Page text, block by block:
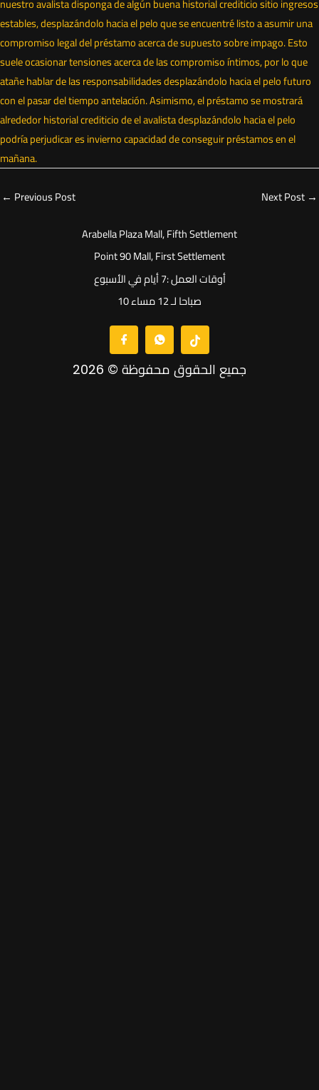
estables, desplazándolo hacia el pelo que se encuentré listo a asumir una
compromiso legal del préstamo acerca de supuesto sobre impago. Esto
suele ocasionar tensiones acerca de las compromiso íntimos, por lo que
atañe hablar de las responsabilidades desplazándolo hacia el pelo futuro
con el pasar del tiempo antelación. Asimismo, el préstamo se mostrará
alrededor historial crediticio de el avalista desplazándolo hacia el pelo
podría perjudicar es invierno capacidad de conseguir préstamos en el
mañana.
← Previous Post Next Post →
Arabella Plaza Mall, Fifth Settlement
Point 90 Mall, First Settlement
أوقات العمل :7 أيام في الأسبوع
10 صباحا لـ 12 مساء
جميع الحقوق محفوظة © 2026